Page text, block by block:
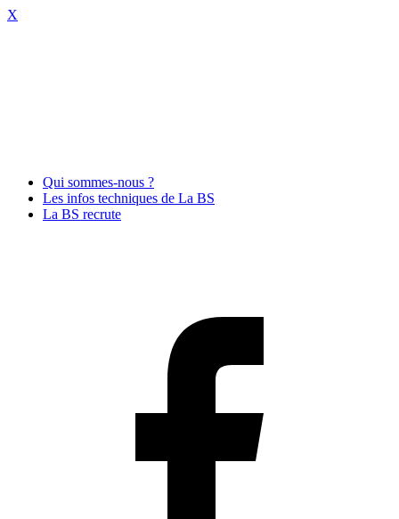
X
Qui sommes-nous ?
Les infos techniques de La BS
La BS recrute